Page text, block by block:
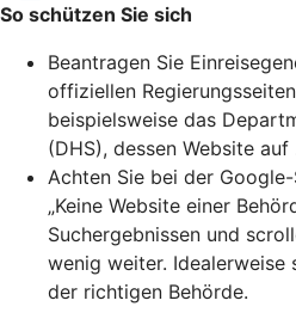
So schützen Sie sich
Beantragen Sie
offiziellen
beispielsweise das
(DHS), dessen Website
Achten Sie bei der
„Keine Website einer
Suchergebnissen und
wenig weiter. Idealerweise
der richtigen Behörde.